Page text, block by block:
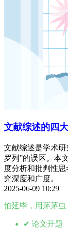
文献综述的四
文献综述是学术
罗列”的误区。本
度分析和批判性
究深度和广度。
2025-06-09 10:29
怕延毕，用茅茅虫
✔ 论文开题